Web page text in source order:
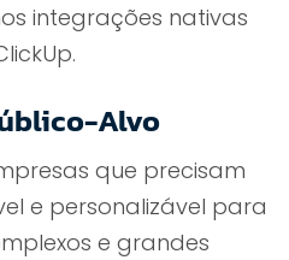
integrações nativas
Alvo
que precisam
e personalizável para
e grandes